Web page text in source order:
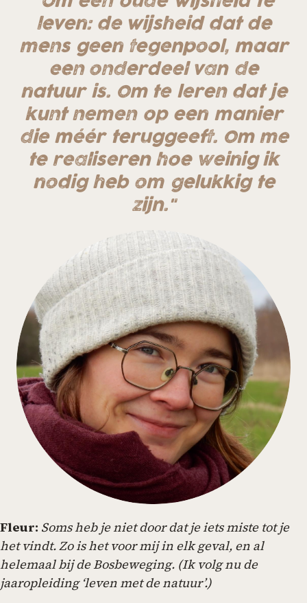
leven: de wijsheid dat de
mens geen tegenpool, maar
een onderdeel van de
natuur is. Om te leren dat je
kunt nemen op een manier
die méér teruggeeft. Om me
te realiseren hoe weinig ik
nodig heb om gelukkig te
zijn."
Fleur: Soms heb je niet door dat je iets miste tot je
het vindt. Zo is het voor mij in elk geval, en al
helemaal bij de Bosbeweging. (Ik volg nu de
jaaropleiding ‘leven met de natuur’.)